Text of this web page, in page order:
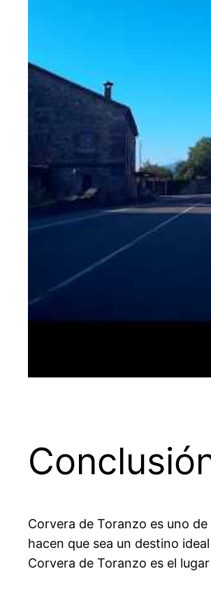
Corvera de Toranzo es uno
hacen que sea un destino
Corvera de Toranzo es el